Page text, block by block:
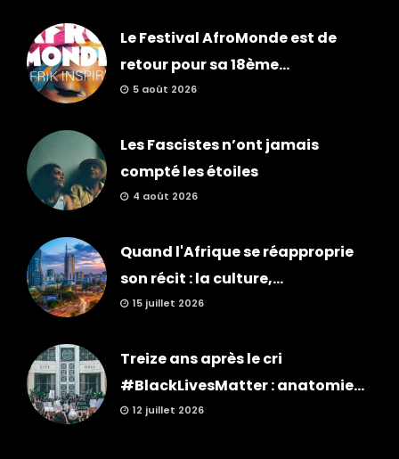
Le Festival AfroMonde est de
retour pour sa 18ème...
5 août 2026
Les Fascistes n’ont jamais
compté les étoiles
4 août 2026
Quand l'Afrique se réapproprie
son récit : la culture,...
15 juillet 2026
Treize ans après le cri
#BlackLivesMatter : anatomie...
12 juillet 2026